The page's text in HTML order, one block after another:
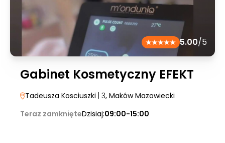
5.00/5
Gabinet Kosmetyczny EFEKT
Tadeusza Kosciuszki | 3, Maków Mazowiecki
Teraz zamknięteDzisiaj:09:00-15:00